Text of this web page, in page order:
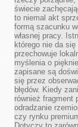
świecie
to niemal akt
formą szacunku
własnej pracy.
którego nie da
przechowuje
myślenia o
zapisane są
się przez
błędów. Kiedy
również fragment
odradzanie
czy rynku